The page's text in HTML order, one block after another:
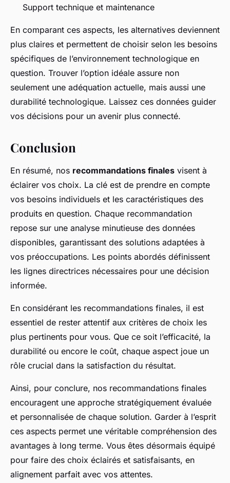
Support technique et maintenance
En comparant ces aspects, les alternatives deviennent
plus claires et permettent de choisir selon les besoins
spécifiques de l’environnement technologique en
question. Trouver l’option idéale assure non
seulement une adéquation actuelle, mais aussi une
durabilité technologique. Laissez ces données guider
vos décisions pour un avenir plus connecté.
Conclusion
En résumé, nos recommandations finales visent à
éclairer vos choix. La clé est de prendre en compte
vos besoins individuels et les caractéristiques des
produits en question. Chaque recommandation
repose sur une analyse minutieuse des données
disponibles, garantissant des solutions adaptées à
vos préoccupations. Les points abordés définissent
les lignes directrices nécessaires pour une décision
informée.
En considérant les recommandations finales, il est
essentiel de rester attentif aux critères de choix les
plus pertinents pour vous. Que ce soit l’efficacité, la
durabilité ou encore le coût, chaque aspect joue un
rôle crucial dans la satisfaction du résultat.
Ainsi, pour conclure, nos recommandations finales
encouragent une approche stratégiquement évaluée
et personnalisée de chaque solution. Garder à l’esprit
ces aspects permet une véritable compréhension des
avantages à long terme. Vous êtes désormais équipé
pour faire des choix éclairés et satisfaisants, en
alignement parfait avec vos attentes.